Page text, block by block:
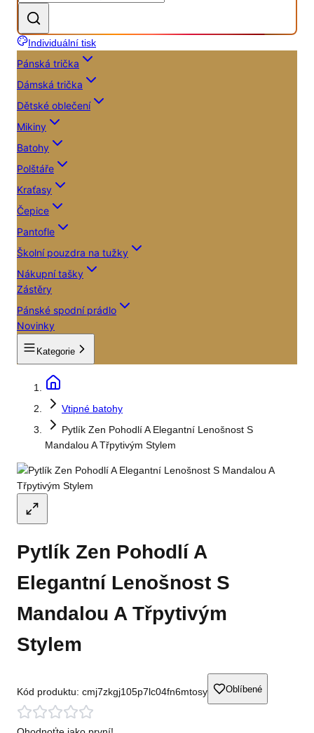
Individuální tisk
Pánská trička
Dámská trička
Dětské oblečení
Mikiny
Batohy
Polštáře
Kraťasy
Čepice
Pantofle
Školní pouzdra na tužky
Nákupní tašky
Zástěry
Pánské spodní prádlo
Novinky
Kategorie
Vtipné batohy
Pytlík Zen Pohodlí A Elegantní Lenošnost S
Mandalou A Třpytivým Stylem
Pytlík Zen Pohodlí A
Elegantní Lenošnost S
Mandalou A Třpytivým
Stylem
Kód produktu: cmj7zkgj105p7lc04fn6mtosy Oblíbené